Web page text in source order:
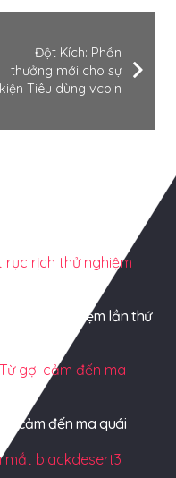
Đột Kích: Phần
thưởng mới cho sự
kiện Tiêu dùng vcoin
rịch thử nghiệm lần thứ
cảm đến ma quái